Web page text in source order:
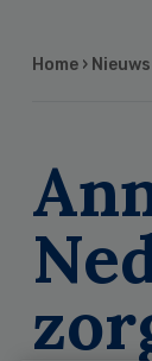
Home › Nieuws